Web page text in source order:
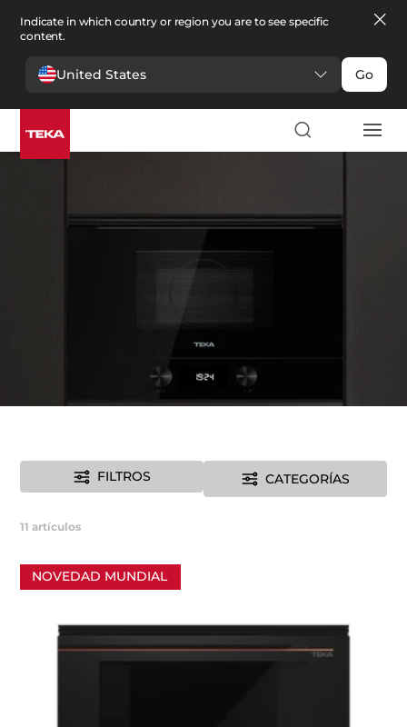
Indicate in which country or region you are to see specific
content.
United States Go
Cocina >Microondas
Microondas
FILTROS CATEGORÍAS
11 artículos
NOVEDAD MUNDIAL